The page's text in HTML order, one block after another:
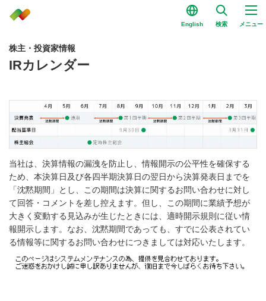
English 検索 メニュー
株主・投資家情報
IRカレンダー
当社は、決算情報の漏洩を防止し、情報開示の公平性を確保する
ため、本決算日及び各四半期決算日の翌日から決算発表日までを
「沈黙期間」とし、この期間は決算に関するお問い合わせに対し
て回答・コメントを差し控えます。但し、この期間に業績予想が
大きく変動する見込みが生じたときには、適時開示規則に従い情
報開示します。なお、沈黙期間であっても、すでに公表されてい
る情報等に関するお問い合わせにつきましては対応いたします。